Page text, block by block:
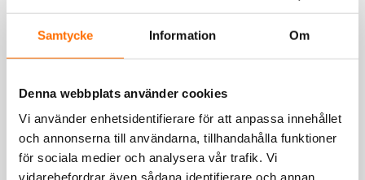
Samtycke Information Om
Denna webbplats använder cookies
Vi använder enhetsidentifierare för att anpassa innehållet
och annonserna till användarna, tillhandahålla funktioner
för sociala medier och analysera vår trafik. Vi
vidarebefordrar även sådana identifierare och annan